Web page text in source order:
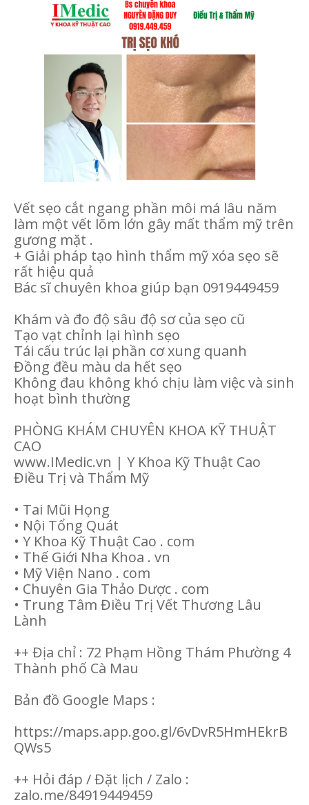
Vết sẹo cắt ngang phần môi má lâu năm
làm một vết lõm lớn gây mất thẩm mỹ trên
gương mặt .
+ Giải pháp tạo hình thẩm mỹ xóa sẹo sẽ
rất hiệu quả
Bác sĩ chuyên khoa giúp bạn 0919449459
Khám và đo độ sâu độ sơ của sẹo cũ
Tạo vạt chỉnh lại hình sẹo
Tái cấu trúc lại phần cơ xung quanh
Đồng đều màu da hết sẹo
Không đau không khó chịu làm việc và sinh
hoạt bình thường
PHÒNG KHÁM CHUYÊN KHOA KỸ THUẬT
CAO
www.IMedic.vn | Y Khoa Kỹ Thuật Cao
Điều Trị và Thẩm Mỹ
• Tai Mũi Họng
• Nội Tổng Quát
• Y Khoa Kỹ Thuật Cao . com
• Thế Giới Nha Khoa . vn
• Mỹ Viện Nano . com
• Chuyên Gia Thảo Dược . com
• Trung Tâm Điều Trị Vết Thương Lâu
Lành
++ Địa chỉ : 72 Phạm Hồng Thám Phường 4
Thành phố Cà Mau
Bản đồ Google Maps :
https://maps.app.goo.gl/6vDvR5HmHEkrB
QWs5
++ Hỏi đáp / Đặt lịch / Zalo :
zalo.me/84919449459